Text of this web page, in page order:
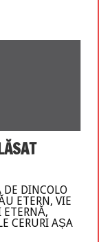
DINCOLO
ETERN, VIE
CERURI AȘA